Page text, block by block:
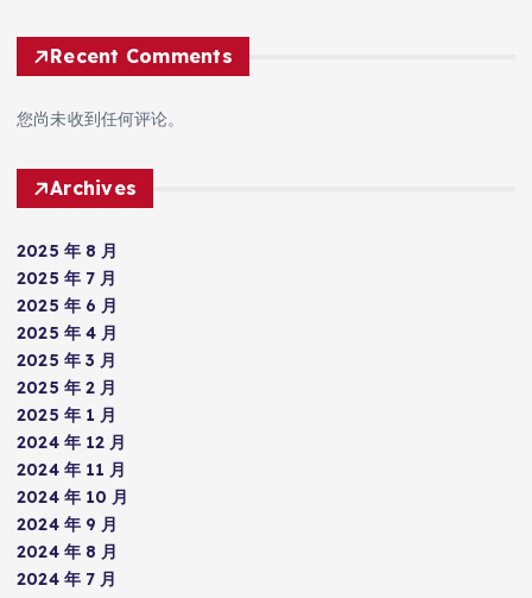
Recent Comments
您尚未收到任何评论。
Archives
2025 年 8 月
2025 年 7 月
2025 年 6 月
2025 年 4 月
2025 年 3 月
2025 年 2 月
2025 年 1 月
2024 年 12 月
2024 年 11 月
2024 年 10 月
2024 年 9 月
2024 年 8 月
2024 年 7 月